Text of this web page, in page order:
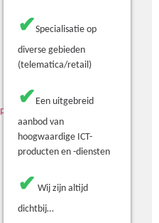
app
✔Specialisatie op
diverse gebieden
(telematica/retail)
✔ Een uitgebreid
aanbod van
hoogwaardige ICT-
producten en -diensten
✔ Wij zijn altijd
dichtbij…